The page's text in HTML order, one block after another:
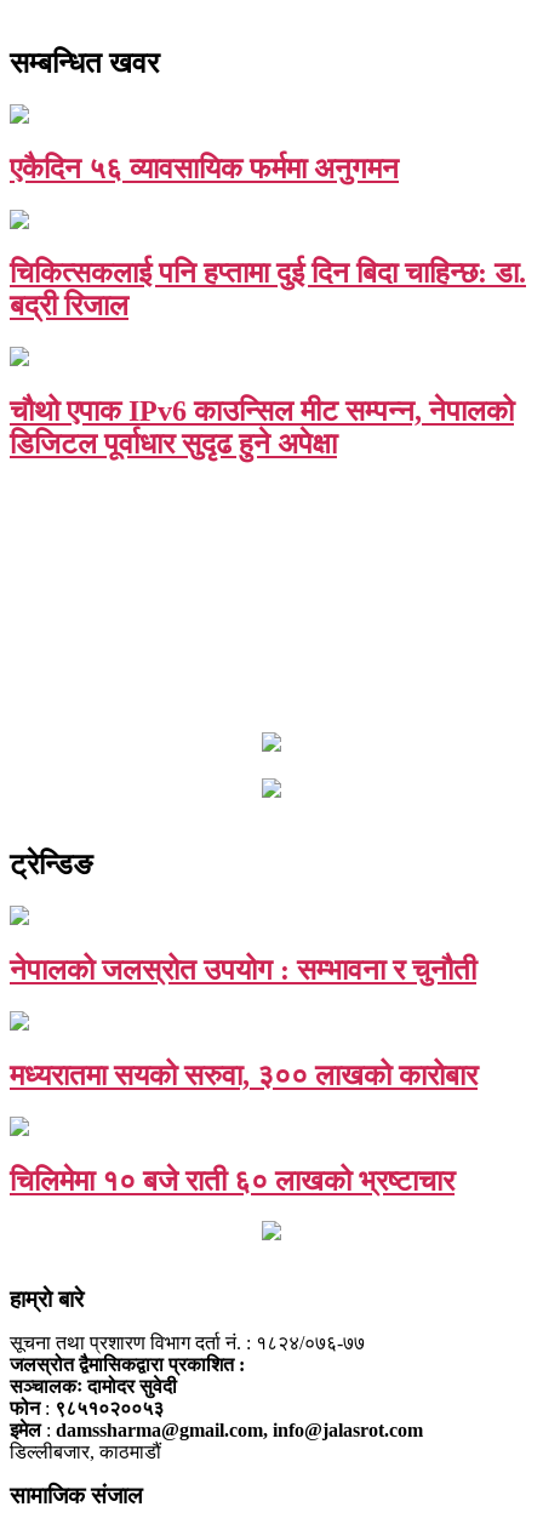
सम्बन्धित खवर
एकैदिन ५६ व्यावसायिक फर्ममा अनुगमन
चिकित्सकलाई पनि हप्तामा दुई दिन बिदा चाहिन्छ: डा.
बद्री रिजाल
चौथो एपाक IPv6 काउन्सिल मीट सम्पन्न, नेपालको
डिजिटल पूर्वाधार सुदृढ हुने अपेक्षा
ट्रेन्डिङ
नेपालको जलस्रोत उपयोग : सम्भावना र चुनौती
मध्यरातमा सयको सरुवा, ३०० लाखको कारोबार
चिलिमेमा १० बजे राती ६० लाखको भ्रष्टाचार
हाम्राे बारे
सूचना तथा प्रशारण विभाग दर्ता नं. : १८२४/०७६-७७
जलस्रोत द्वैमासिकद्वारा प्रकाशित :
सञ्चालकः दामोदर सुवेदी
फोन : ९८५१०२००५३
इमेल: damssharma@gmail.com, info@jalasrot.com
डिल्लीबजार, काठमाडौं
सामाजिक संजाल